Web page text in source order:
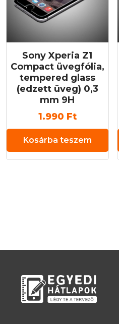
Sony Xperia Z1
Compact üvegfólia,
tempered glass
(edzett üveg) 0,3
mm 9H
1.990 Ft
Kosárba teszem